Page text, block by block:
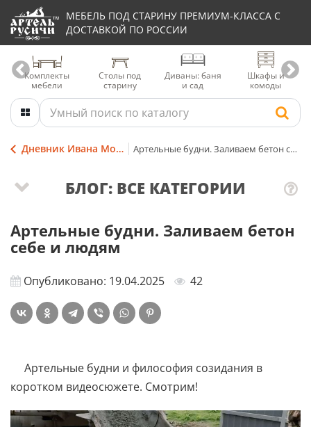
МЕБЕЛЬ ПОД СТАРИНУ ПРЕМИУМ-КЛАССА С
ДОСТАВКОЙ ПО РОССИИ
Комплекты
мебели
Столы под
старину
Диваны: баня
и сад
Шкафы и
комоды
Дневник Ивана Мордовина Артельные будни. Заливаем бетон себе и людям
Артельные будни. Заливаем бетон
себе и людям
Опубликовано: 19.04.2025 42
Артельные будни и философия созидания в
коротком видеосюжете. Смотрим!
БЛОГ: ВСЕ КАТЕГОРИИ